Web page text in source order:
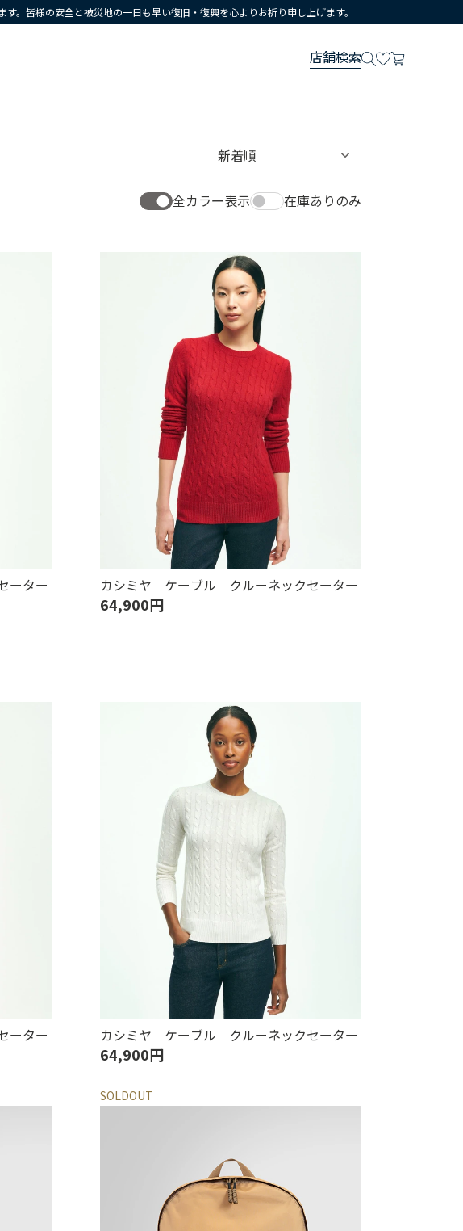
。皆様の安全と被災地の一日も早い復旧・復興を心よりお祈り申し上げます。
店舗検索
全カラー表示 在庫ありのみ
ーター カシミヤ ケーブル クルーネックセーター
64,900円
ーター カシミヤ ケーブル クルーネックセーター
64,900円
SOLDOUT